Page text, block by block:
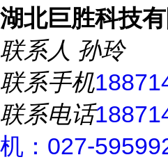
湖北巨胜科技
联系人 孙玲
联系手机
联系电话
机：027-